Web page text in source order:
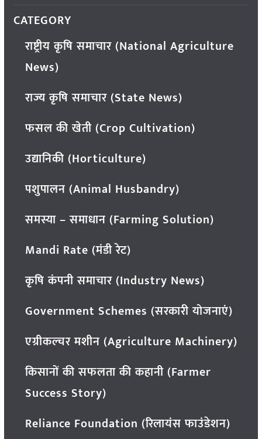
CATEGORY
राष्ट्रीय कृषि समाचार (National Agriculture
News)
राज्य कृषि समाचार (State News)
फसल की खेती (Crop Cultivation)
उद्यानिकी (Horticulture)
पशुपालन (Animal Husbandry)
समस्या – समाधान (Farming Solution)
Mandi Rate (मंडी रेट)
कृषि कंपनी समाचार (Industry News)
Government Schemes (सरकारी योजनाएं)
एग्रीकल्चर मशीन (Agriculture Machinery)
किसानों की सफलता की कहानी (Farmer
Success Story)
Reliance Foundation (रिलायंस फाउंडेशन)